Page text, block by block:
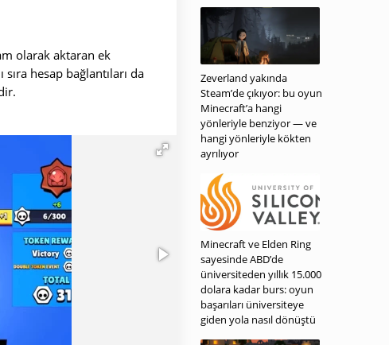
olarak aktaran ek
hesap bağlantıları da
Zeverland yakında
Steam’de çıkıyor: bu oyun
Minecraft’a hangi
yönleriyle benziyor — ve
hangi yönleriyle kökten
ayrılıyor
Minecraft ve Elden Ring
sayesinde ABD’de
üniversiteden yıllık 15.000
dolara kadar burs: oyun
başarıları üniversiteye
giden yola nasıl dönüştü